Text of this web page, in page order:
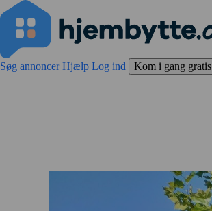
Søg annoncerHjælp Log ind Kom i gang gratis